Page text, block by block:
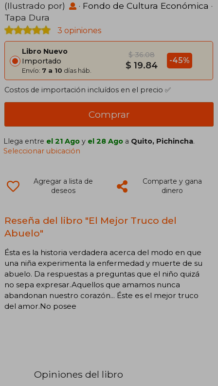
(Ilustrado por)
· Fondo de Cultura Económica ·
Tapa Dura
3 opiniones
Libro Nuevo
Importado
Envío: 7 a 10 días háb.
$ 36.08
$ 19.84 -45%
Costos de importación incluídos en el precio ✅
Comprar
Llega entre el 21 Ago y el 28 Ago a Quito, Pichincha.
Seleccionar ubicación
Agregar a lista de
deseos
Comparte y gana
dinero
Reseña del libro "El Mejor Truco del
Abuelo"
Ésta es la historia verdadera acerca del modo en que
una niña experimenta la enfermedad y muerte de su
abuelo. Da respuestas a preguntas que el niño quizá
no sepa expresar.Aquellos que amamos nunca
abandonan nuestro corazón... Éste es el mejor truco
del amor.No posee
Opiniones del libro